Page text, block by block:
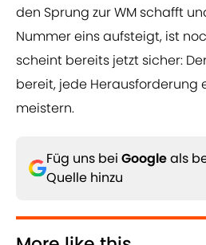
den Sprung zur WM schafft
Nummer eins aufsteigt, ist
scheint bereits jetzt sicher:
bereit, jede Herausforderung
meistern.
Füg uns bei Googleals
Quelle hinzu